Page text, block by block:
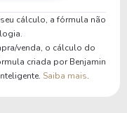
cálculo, a fórmula não
venda, o cálculo do
criada por Benjamin
Saiba mais.